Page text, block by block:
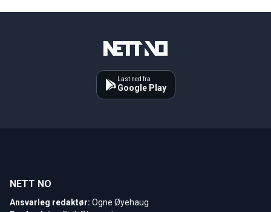
Last ned fra
Google Play
NETT NO
Ansvarleg redaktør: Ogne Øyehaug